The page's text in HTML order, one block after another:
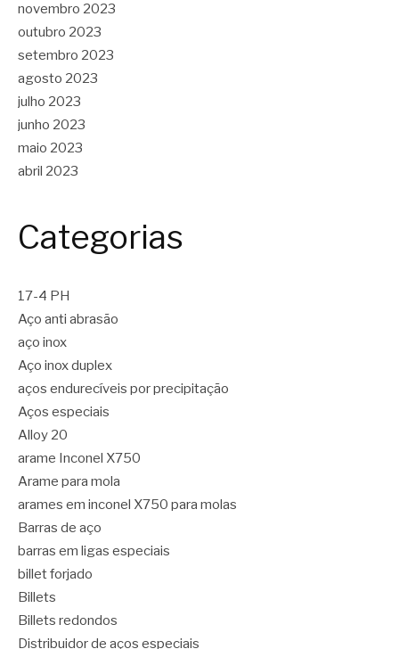
novembro 2023
outubro 2023
setembro 2023
agosto 2023
julho 2023
junho 2023
maio 2023
abril 2023
Categorias
17-4 PH
Aço anti abrasão
aço inox
Aço inox duplex
aços endurecíveis por precipitação
Aços especiais
Alloy 20
arame Inconel X750
Arame para mola
arames em inconel X750 para molas
Barras de aço
barras em ligas especiais
billet forjado
Billets
Billets redondos
Distribuidor de aços especiais